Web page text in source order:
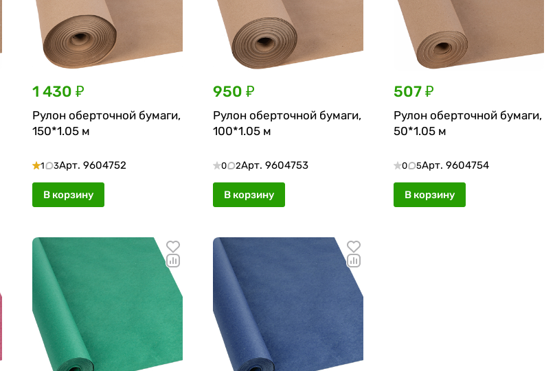
1 430 ₽
Рулон оберточной бумаги,
150*1.05 м
1 3Арт. 9604752
В корзину
950 ₽
Рулон оберточной бумаги,
100*1.05 м
0 2Арт. 9604753
В корзину
507 ₽
Рулон оберточной бумаги,
50*1.05 м
0 5Арт. 9604754
В корзину